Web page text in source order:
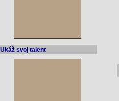
Ukáž svoj talent